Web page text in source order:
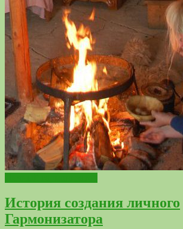
История создания личного
Гармонизатора